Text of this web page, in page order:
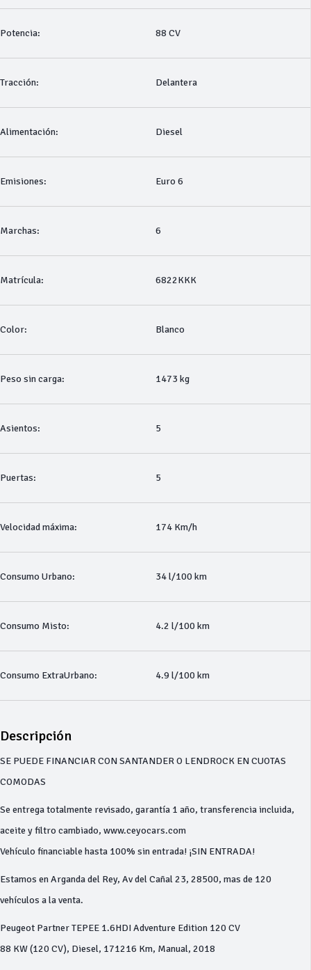
Potencia: 88 CV
Tracción: Delantera
Alimentación: Diesel
Emisiones: Euro 6
Marchas: 6
Matrícula: 6822KKK
Color: Blanco
Peso sin carga: 1473 kg
Asientos: 5
Puertas: 5
Velocidad máxima: 174 Km/h
Consumo Urbano: 34 l/100 km
Consumo Misto: 4.2 l/100 km
Consumo ExtraUrbano: 4.9 l/100 km
Descripción
SE PUEDE FINANCIAR CON SANTANDER O LENDROCK EN CUOTAS
COMODAS
Se entrega totalmente revisado, garantía 1 año, transferencia incluida,
aceite y filtro cambiado, www.ceyocars.com
Vehículo financiable hasta 100% sin entrada! ¡SIN ENTRADA!
Estamos en Arganda del Rey, Av del Cañal 23, 28500, mas de 120
vehículos a la venta.
Peugeot Partner TEPEE 1.6HDI Adventure Edition 120 CV
88 KW (120 CV), Diesel, 171216 Km, Manual, 2018